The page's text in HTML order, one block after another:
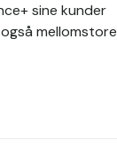
sine kunder
mellomstore